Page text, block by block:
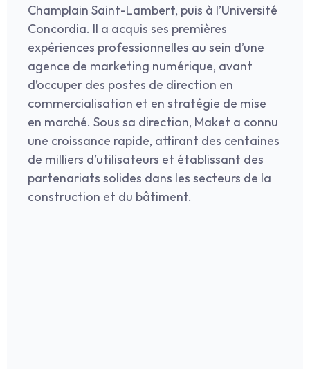
Champlain Saint-Lambert, puis à l’Université
Concordia. Il a acquis ses premières
expériences professionnelles au sein d’une
agence de marketing numérique, avant
d’occuper des postes de direction en
commercialisation et en stratégie de mise
en marché. Sous sa direction, Maket a connu
une croissance rapide, attirant des centaines
de milliers d’utilisateurs et établissant des
partenariats solides dans les secteurs de la
construction et du bâtiment.